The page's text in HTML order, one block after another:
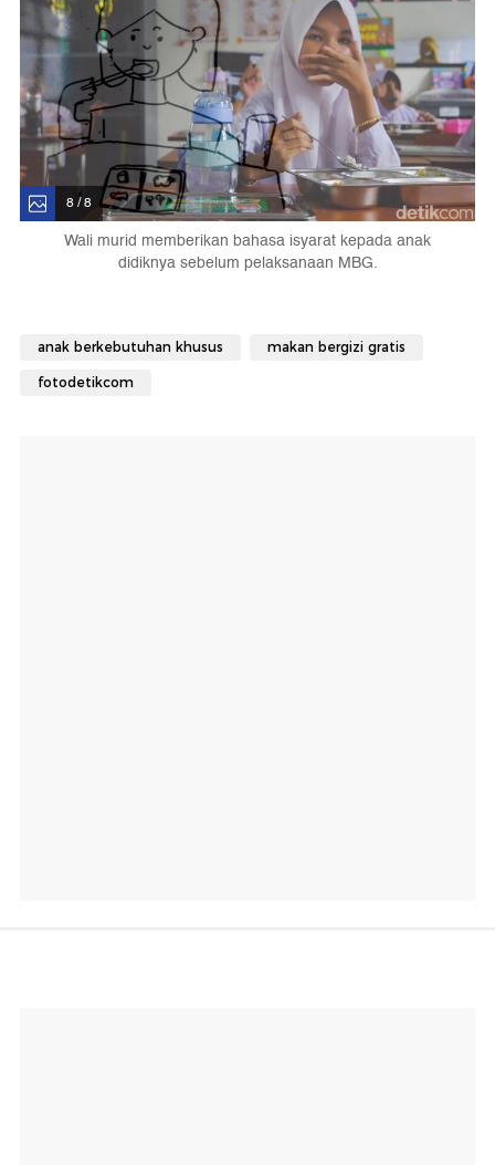
8 / 8
Wali murid memberikan bahasa isyarat kepada anak
didiknya sebelum pelaksanaan MBG.
anak berkebutuhan khusus makan bergizi gratis
fotodetikcom